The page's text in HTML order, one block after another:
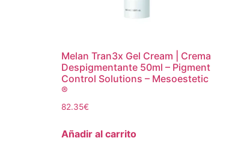
Melan Tran3x Gel Cream | Crema
Despigmentante 50ml – Pigment
Control Solutions – Mesoestetic
®
82.35€
Añadir al carrito